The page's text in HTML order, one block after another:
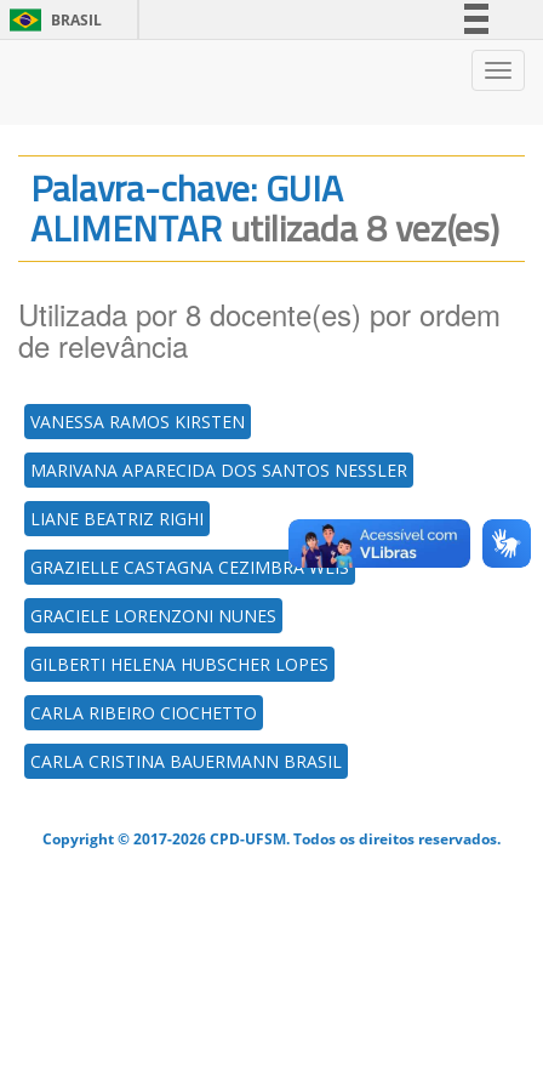
BRASIL
Canais
Palavra-chave: GUIA
ALIMENTARutilizada 8 vez(es)
Utilizada por 8 docente(es) por ordem
de relevância
VANESSA RAMOS KIRSTEN
MARIVANA APARECIDA DOS SANTOS NESSLER
LIANE BEATRIZ RIGHI
GRAZIELLE CASTAGNA CEZIMBRA WEIS
GRACIELE LORENZONI NUNES
GILBERTI HELENA HUBSCHER LOPES
CARLA RIBEIRO CIOCHETTO
CARLA CRISTINA BAUERMANN BRASIL
Copyright © 2017-2026 CPD-UFSM. Todos os direitos reservados.